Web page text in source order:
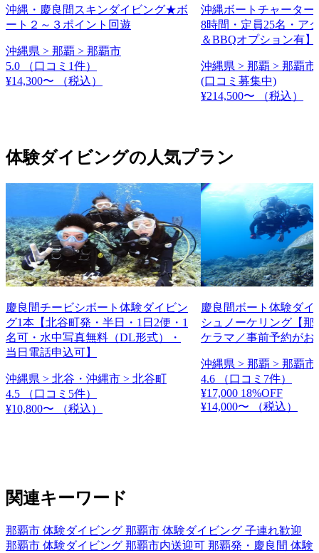
沖縄・慶良間スキンダイビング★ボ
ート２～３ポイント回遊
沖縄県 > 那覇 > 那覇市
5.0
（口コミ1件）
¥14,300〜
（税込）
沖縄ボートチャーター
8時間・定員25名・ア
＆BBQオプション有】
沖縄県 > 那覇 > 那覇市
(口コミ募集中)
¥214,500〜
（税込）
体験ダイビングの人気プラン
慶良間チービシボート体験ダイビン
グ1本【北谷町発・半日・1日2便・1
名可・水中写真無料（DL形式）・
当日電話申込可】
沖縄県 > 北谷・沖縄市 > 北谷町
4.5
（口コミ5件）
¥10,800〜
（税込）
慶良間ボート体験ダイ
シュノーケリング【那
ケラマ／事前予約がお
沖縄県 > 那覇 > 那覇市
4.6
（口コミ7件）
¥17,000 18%OFF
¥14,000〜
（税込）
関連キーワード
那覇市 体験ダイビング 那覇市 体験ダイビング 子連れ歓迎
那覇市 体験ダイビング 那覇市内送迎可 那覇発・慶良間 体験